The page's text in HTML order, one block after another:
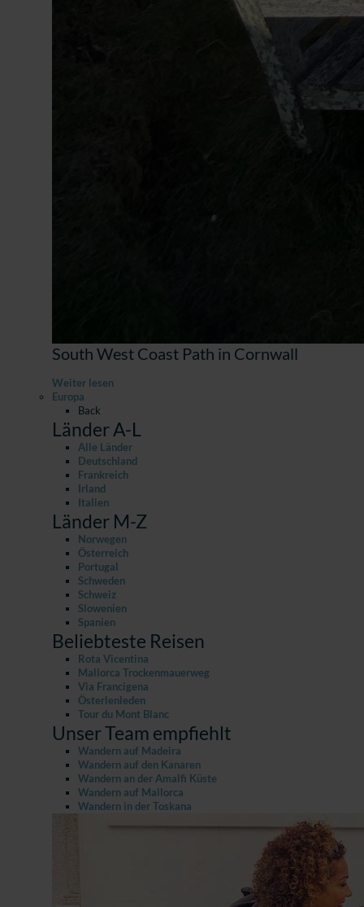
South West Coast Path in Cornwall
Weiter lesen
Europa
Back
Länder A-L
Alle Länder
Deutschland
Frankreich
Irland
Italien
Länder M-Z
Norwegen
Österreich
Portugal
Schweden
Schweiz
Slowenien
Spanien
Beliebteste Reisen
Rota Vicentina
Mallorca Trockenmauerweg
Via Francigena
Österlenleden
Tour du Mont Blanc
Unser Team empfiehlt
Wandern auf Madeira
Wandern auf den Kanaren
Wandern an der Amalfi Küste
Wandern auf Mallorca
Wandern in der Toskana